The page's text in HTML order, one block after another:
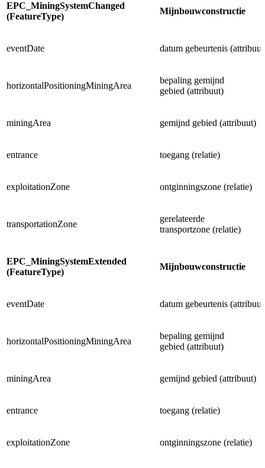
EPC_MiningSystemChanged
(FeatureType)
Mijnbouwconstructie
eventDate datum gebeurtenis
horizontalPositioningMiningArea
bepaling gemijnd
gebied (attribuut)
miningArea gemijnd gebied (attribuut)
entrance toegang (relatie)
exploitationZone ontginningszone (relatie)
transportationZone
gerelateerde
transportzone (relatie)
EPC_MiningSystemExtended
(FeatureType)
Mijnbouwconstructie
eventDate datum gebeurtenis
horizontalPositioningMiningArea
bepaling gemijnd
gebied (attribuut)
miningArea gemijnd gebied (attribuut)
entrance toegang (relatie)
exploitationZone ontginningszone (relatie)